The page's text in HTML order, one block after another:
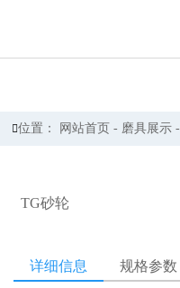
位置： 网站首页 - 磨具展示 -
TG砂轮
详细信息 规格参数